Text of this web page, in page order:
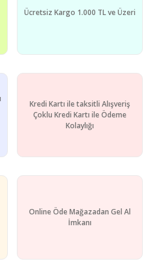
Ücretsiz Kargo 1.000 TL ve Üzeri
Kredi Kartı ile taksitli Alışveriş
Çoklu Kredi Kartı ile Ödeme
Kolaylığı
Online Öde Mağazadan Gel Al
İmkanı